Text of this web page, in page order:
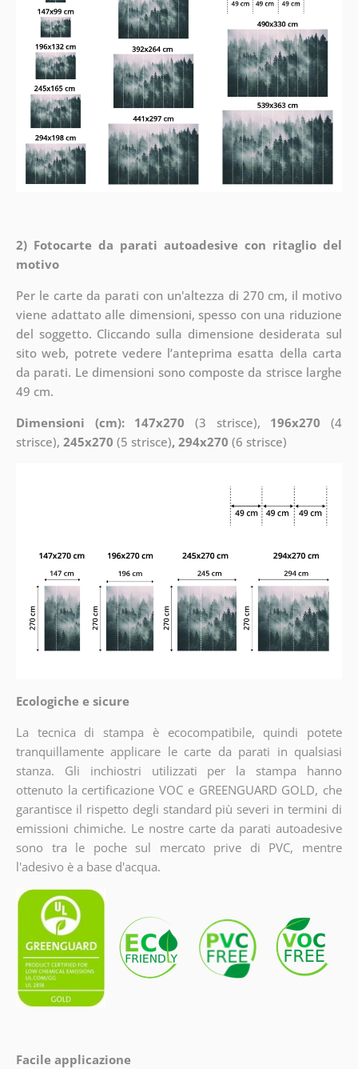
2) Fotocarte da parati autoadesive con ritaglio del
motivo
Per le carte da parati con un'altezza di 270 cm, il motivo
viene adattato alle dimensioni, spesso con una riduzione
del soggetto. Cliccando sulla dimensione desiderata sul
sito web, potrete vedere l’anteprima esatta della carta
da parati. Le dimensioni sono composte da strisce larghe
49 cm.
Dimensioni (cm): 147x270 (3 strisce), 196x270 (4
strisce), 245x270 (5 strisce), 294x270 (6 strisce)
Ecologiche e sicure
La tecnica di stampa è ecocompatibile, quindi potete
tranquillamente applicare le carte da parati in qualsiasi
stanza. Gli inchiostri utilizzati per la stampa hanno
ottenuto la certificazione VOC e GREENGUARD GOLD, che
garantisce il rispetto degli standard più severi in termini di
emissioni chimiche. Le nostre carte da parati autoadesive
sono tra le poche sul mercato prive di PVC, mentre
l'adesivo è a base d'acqua.
Facile applicazione